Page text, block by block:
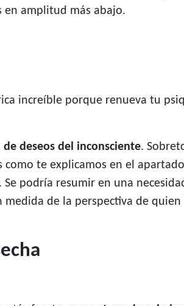
en amplitud más abajo.
increíble porque renueva tu
deseos del inconsciente.
te explicamos en el
. Se podría resumir en una
de la perspectiva de